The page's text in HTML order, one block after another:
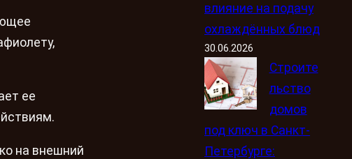
ее
на внешний
влияние на подачу
охлаждённых блюд
30.06.2026
Строите
льство
домов
под ключ в Санкт-
Петербурге: